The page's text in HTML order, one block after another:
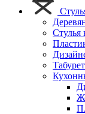
Стулья